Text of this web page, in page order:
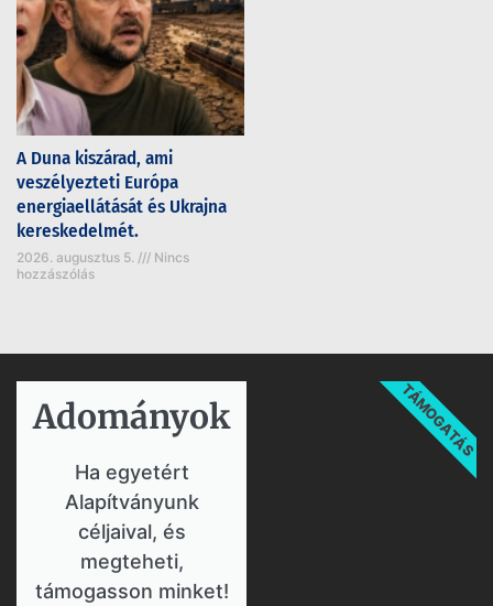
A Duna kiszárad, ami
veszélyezteti Európa
energiaellátását és Ukrajna
kereskedelmét.
2026. augusztus 5.
Nincs
hozzászólás
Adományok​
Ha egyetért
Alapítványunk
céljaival, és
megteheti,
támogasson minket!
TÁMOGATÁS